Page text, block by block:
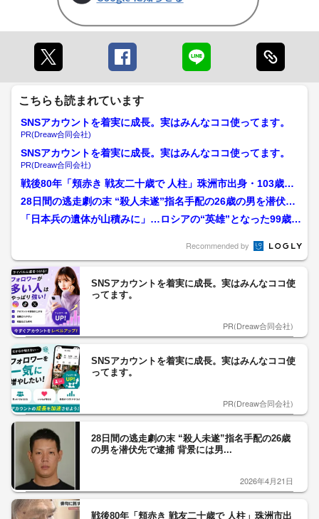
こちらも読まれています
SNSアカウントを着実に成長。実はみんなココ使ってます。
PR(Dreaw合同会社)
SNSアカウントを着実に成長。実はみんなココ使ってます。
PR(Dreaw合同会社)
戦後80年「頬赤き 戦友二十歳で 人柱」珠洲市出身・103歳の
戦争体験者が語る忘...
28日間の逃走劇の末 “殺人未遂”指名手配の26歳の男を潜伏先
で逮捕 背景には男...
「日本兵の遺体が山積みに」…ロシアの“英雄”となった99歳の
Recommended by
SNSアカウントを着実に成長。実はみんなココ使
ってます。
PR(Dreaw合同会社)
SNSアカウントを着実に成長。実はみんなココ使
ってます。
PR(Dreaw合同会社)
28日間の逃走劇の末 “殺人未遂”指名手配の26歳
の男を潜伏先で逮捕 背景には男...
2026年4月21日
戦後80年「頬赤き 戦友二十歳で 人柱」珠洲市出